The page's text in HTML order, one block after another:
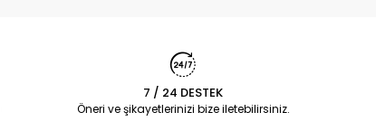
7 / 24 DESTEK
Öneri ve şikayetlerinizi bize iletebilirsiniz.